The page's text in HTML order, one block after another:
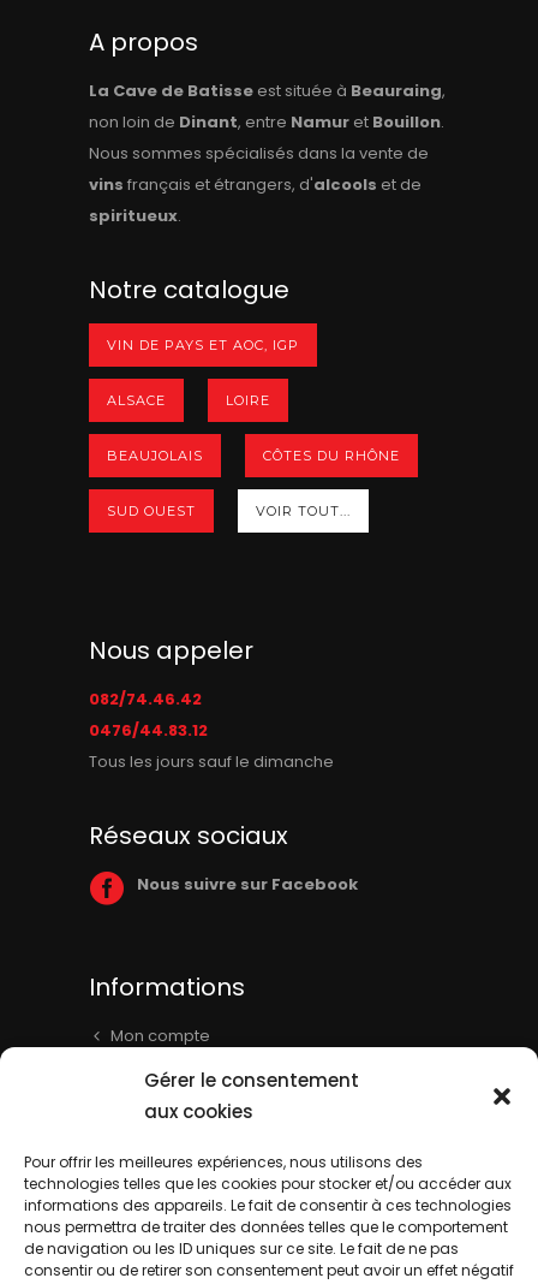
Gérer le consentement
aux cookies
Pour offrir les meilleures expériences, nous utilisons des
technologies telles que les cookies pour stocker et/ou accéder aux
informations des appareils. Le fait de consentir à ces technologies
nous permettra de traiter des données telles que le comportement
de navigation ou les ID uniques sur ce site. Le fait de ne pas
consentir ou de retirer son consentement peut avoir un effet négatif
A propos
La Cave de Batisse est située à Beauraing,
non loin de Dinant, entre Namur et Bouillon.
Nous sommes spécialisés dans la vente de
vins français et étrangers, d'alcools et de
spiritueux.
Notre catalogue
VIN DE PAYS ET AOC, IGP
ALSACE LOIRE
BEAUJOLAIS CÔTES DU RHÔNE
SUD OUEST VOIR TOUT...
Nous appeler
082/74.46.42
0476/44.83.12
Tous les jours sauf le dimanche
Réseaux sociaux
Nous suivre sur Facebook
Informations
Mon compte
Panier
Livraison & Informations
Conditions générales
Contact